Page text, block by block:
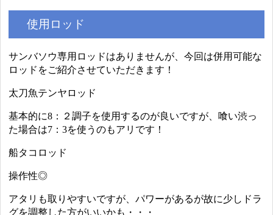
使用ロッド
サンバソウ専用ロッドはありませんが、今回は併用可能な
ロッドをご紹介させていただきます！
太刀魚テンヤロッド
基本的に8：２調子を使用するのが良いですが、喰い渋っ
た場合は7：3を使うのもアリです！
船タコロッド
操作性◎
アタリも取りやすいですが、パワーがあるが故に少しドラ
グを調整した方がいいかも・・・